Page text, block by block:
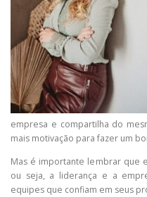
empresa e compartilha do
mais motivação para fazer um
Mas é importante lembrar que
ou seja, a liderança e a
equipes que confiam em seus